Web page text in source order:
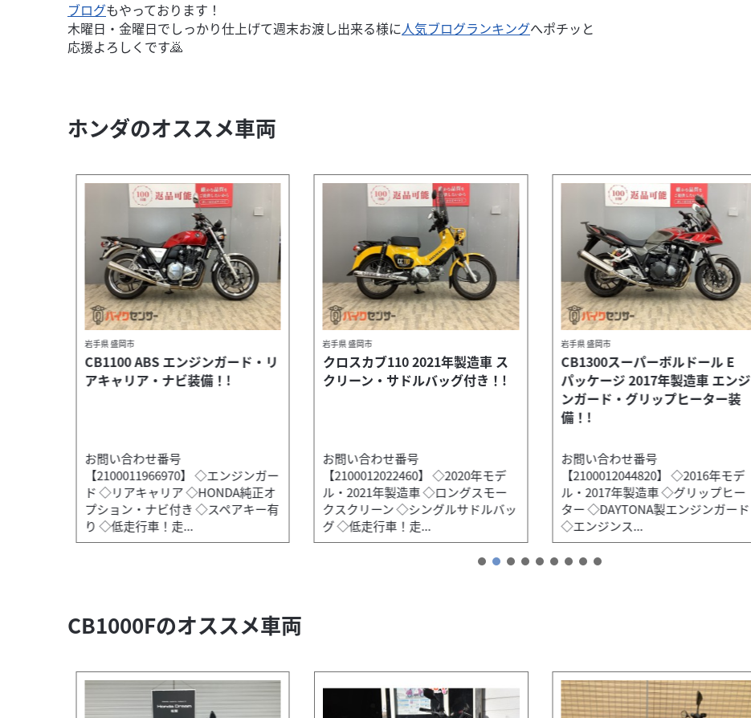
ブログもやっております！
木曜日・金曜日でしっかり仕上げて週末お渡し出来る様に人気ブログランキングへポチッと
応援よろしくです🙇
ホンダのオススメ車両
岩手県 盛岡市
CB1100 ABS エンジンガード・リ
アキャリア・ナビ装備！!
お問い合わせ番号
【2100011966970】 ◇エンジンガー
ド ◇リアキャリア ◇HONDA純正オ
プション・ナビ付き ◇スペアキー有
り ◇低走行車！走...
岩手県 盛岡市
クロスカブ110 2021年製造車 ス
クリーン・サドルバッグ付き！!
お問い合わせ番号
【2100012022460】 ◇2020年モデ
ル・2021年製造車 ◇ロングスモー
クスクリーン ◇シングルサドルバッ
グ ◇低走行車！走...
岩手県 盛岡市
CB1300スーパーボルドール E
パッケージ 2017年製造車 エンジ
ンガード・グリップヒーター装
備！!
お問い合わせ番号
【2100012044820】 ◇2016年モデ
ル・2017年製造車 ◇グリップヒー
ター ◇DAYTONA製エンジンガード
◇エンジンス...
CB1000Fのオススメ車両